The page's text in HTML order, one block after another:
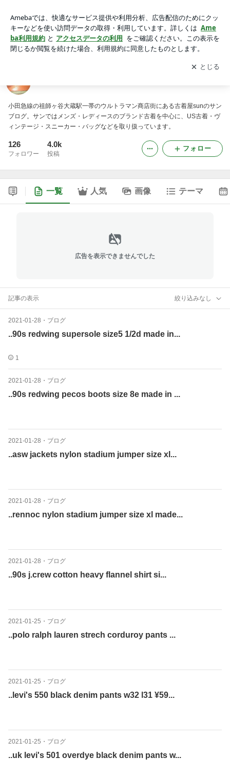
アプリをダウンロードして ブログの更新通知
を受け取りまし
ょう。
開く
小田急線の祖師ヶ谷大蔵駅一帯のウルトラマン商店街にある古着屋sunのサン
ブログ。サンではメンズ・レディースのブランド古着を中心に、US古着・ヴ
ィンテージ・スニーカー・バッグなどを取り扱っています。
126
フォロワー
4.0k
投稿
フォロー
一覧 人気 画像 テーマ
広告を表示できませんでした
記事の表示 絞り込みなし
2021-01-28 ・ ブログ
..90s redwing supersole size5 1/2d made in...
1
2021-01-28 ・ ブログ
..90s redwing pecos boots size 8e made in ...
2021-01-28 ・ ブログ
..asw jackets nylon stadium jumper size xl...
2021-01-28 ・ ブログ
..rennoc nylon stadium jumper size xl made...
2021-01-28 ・ ブログ
..90s j.crew cotton heavy flannel shirt si...
2021-01-25 ・ ブログ
..polo ralph lauren strech corduroy pants ...
2021-01-25 ・ ブログ
..levi's 550 black denim pants w32 l31 ¥59...
2021-01-25 ・ ブログ
..uk levi's 501 overdye black denim pants w...